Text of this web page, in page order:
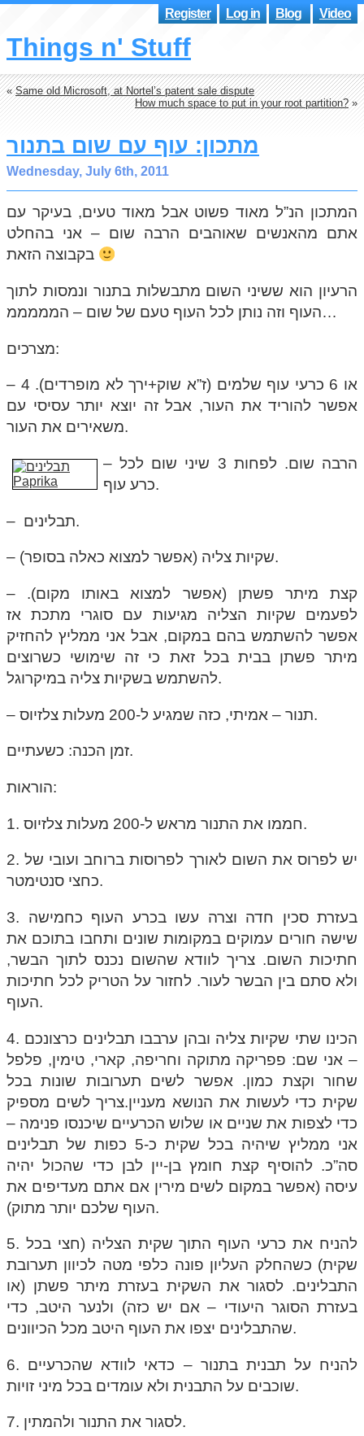
Register Log in Blog Video
Things n' Stuff
«Same old Microsoft, at Nortel’s patent sale dispute
How much space to put in your root partition?»
מתכון: עוף עם שום בתנור
Wednesday, July 6th, 2011
המתכון הנ”ל מאוד פשוט אבל מאוד טעים, בעיקר עם
אתם מהאנשים שאוהבים הרבה שום – אני בהחלט
הרעיון הוא ששיני השום מתבשלות בתנור ונמסות לתוך
העוף וזה נותן לכל העוף טעם של שום – המממממ…
מצרכים:
– 4 או 6 כרעי עוף שלמים (ז”א שוק+ירך לא מופרדים).
אפשר להוריד את העור, אבל זה יוצא יותר עסיסי עם
משאירים את העור.
– הרבה שום. לפחות 3 שיני שום לכל
כרע עוף.
– תבלינים.
– שקיות צליה (אפשר למצוא כאלה בסופר).
– קצת מיתר פשתן (אפשר למצוא באותו מקום).
לפעמים שקיות הצליה מגיעות עם סוגרי מתכת אז
אפשר להשתמש בהם במקום, אבל אני ממליץ להחזיק
מיתר פשתן בבית בכל זאת כי זה שימושי כשרוצים
להשתמש בשקיות צליה במיקרוגל.
– תנור – אמיתי, כזה שמגיע ל-200 מעלות צלזיוס.
זמן הכנה: כשעתיים.
הוראות:
1. חממו את התנור מראש ל-200 מעלות צלזיוס.
2. יש לפרוס את השום לאורך לפרוסות ברוחב ועובי של
כחצי סנטימטר.
3. בעזרת סכין חדה וצרה עשו בכרע העוף כחמישה
שישה חורים עמוקים במקומות שונים ותחבו בתוכם את
חתיכות השום. צריך לוודא שהשום נכנס לתוך הבשר,
ולא סתם בין הבשר לעור. לחזור על הטריק לכל חתיכות
העוף.
4. הכינו שתי שקיות צליה ובהן ערבבו תבלינים כרצונכם
– אני שם: פפריקה מתוקה וחריפה, קארי, טימין, פלפל
שחור וקצת כמון. אפשר לשים תערובות שונות בכל
שקית כדי לעשות את הנושא מעניין.צריך לשים מספיק
כדי לצפות את שניים או שלוש הכרעיים שיכנסו פנימה –
אני ממליץ שיהיה בכל שקית כ-5 כפות של תבלינים
סה”כ. להוסיף קצת חומץ בן-יין לבן כדי שהכול יהיה
עיסה (אפשר במקום לשים מירין אם אתם מעדיפים את
העוף שלכם יותר מתוק).
5. להניח את כרעי העוף התוך שקית הצליה (חצי בכל
שקית) כשהחלק העליון פונה כלפי מטה לכיוון תערובת
התבלינים. לסגור את השקית בעזרת מיתר פשתן (או
בעזרת הסוגר היעודי – אם יש כזה) ולנער היטב, כדי
שהתבלינים יצפו את העוף היטב מכל הכיוונים.
6. להניח על תבנית בתנור – כדאי לוודא שהכרעיים
שוכבים על התבנית ולא עומדים בכל מיני זויות.
7. לסגור את התנור ולהמתין.